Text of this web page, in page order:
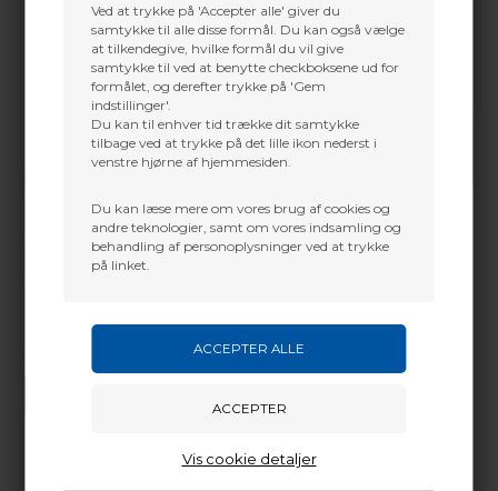
Ved at trykke på 'Accepter alle' giver du
samtykke til alle disse formål. Du kan også vælge
at tilkendegive, hvilke formål du vil give
samtykke til ved at benytte checkboksene ud for
formålet, og derefter trykke på 'Gem
indstillinger'.
Du kan til enhver tid trække dit samtykke
tilbage ved at trykke på det lille ikon nederst i
venstre hjørne af hjemmesiden.
Du kan læse mere om vores brug af cookies og
andre teknologier, samt om vores indsamling og
behandling af personoplysninger ved at trykke
på linket.
Vis cookie detaljer